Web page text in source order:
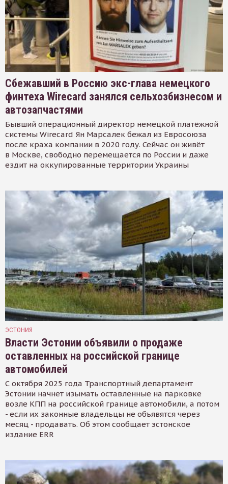
Сбежавший в Россию экс-глава немецкого
финтеха Wirecard занялся сельхозбизнесом и
автозапчастями
Бывший операционный директор немецкой платёжной
системы Wirecard Ян Марсалек бежал из Евросоюза
после краха компании в 2020 году. Сейчас он живёт
в Москве, свободно перемещается по России и даже
ездит на оккупированные территории Украины
ЭСТОНИЯ
Власти Эстонии объявили о продаже
оставленных на российской границе
автомобилей
С октября 2025 года Транспортный департамент
Эстонии начнет изымать оставленные на парковке
возле КПП на российской границе автомобили, а потом
- если их законные владельцы не объявятся через
месяц - продавать. Об этом сообщает эстонское
издание ERR